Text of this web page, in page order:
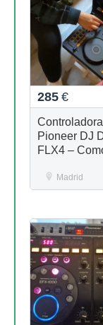
285 €
Controladora
Pioneer DJ
FLX4 –
uso)Madrid